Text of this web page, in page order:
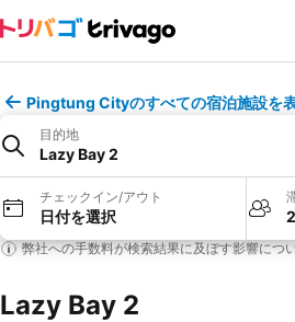
Pingtung Cityのすべての宿泊施設を
目的地
Lazy Bay 2
チェックイン/アウト
日付を選択
弊社への手数料が検索結果に及ぼす影響につ
Lazy Bay 2